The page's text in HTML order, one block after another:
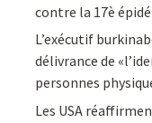
contre la 17è
L’exécutif
délivrance de
personnes
Les USA